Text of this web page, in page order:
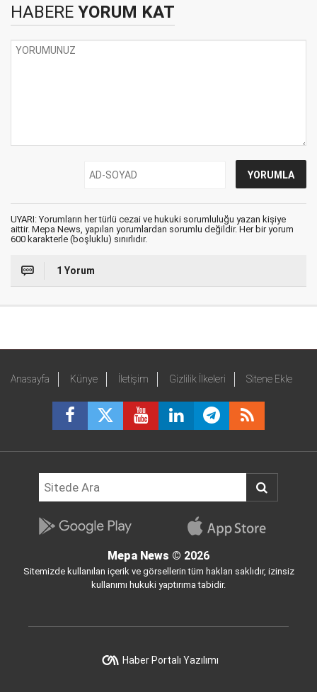
HABERE YORUM KAT
UYARI: Yorumların her türlü cezai ve hukuki sorumluluğu yazan kişiye
aittir. Mepa News, yapılan yorumlardan sorumlu değildir. Her bir yorum
600 karakterle (boşluklu) sınırlıdır.
1 Yorum
Anasayfa Künye İletişim Gizlilik İlkeleri Sitene Ekle
Mepa News © 2026
Sitemizde kullanılan içerik ve görsellerin tüm hakları saklıdır, izinsiz
kullanımı hukuki yaptırıma tabidir.
Haber Portalı Yazılımı